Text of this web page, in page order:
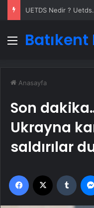
Menü
Anasayfa
Son
Ukrayna
saldırılar
Facebook